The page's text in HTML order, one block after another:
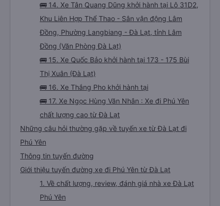
🚌 14. Xe Tân Quang Dũng khởi hành tại Lô 31D2,
Khu Liên Hợp Thể Thao - Sân vận động Lâm
Đồng, Phường Langbiang - Đà Lạt, tỉnh Lâm
Đồng (Văn Phòng Đà Lạt)
🚌 15. Xe Quốc Bảo khởi hành tại 173 - 175 Bùi
Thị Xuân (Đà Lạt)
🚌 16. Xe Thắng Pho khởi hành tại
🚌 17. Xe Ngọc Hùng Văn Nhân : Xe đi Phú Yên
chất lượng cao từ Đà Lạt
Những câu hỏi thường gặp về tuyến xe từ Đà Lạt đi
Phú Yên
Thông tin tuyến đường
Giới thiệu tuyến đường xe đi Phú Yên từ Đà Lạt
1. Về chất lượng, review, đánh giá nhà xe Đà Lạt
Phú Yên